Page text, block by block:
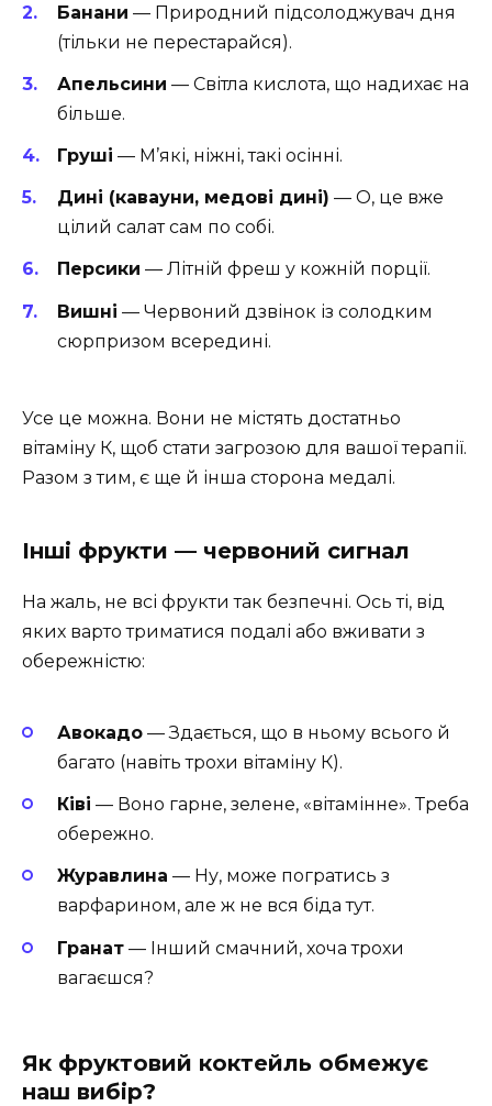
Банани — Природний підсолоджувач дня
(тільки не перестарайся).
Апельсини — Світла кислота, що надихає на
більше.
Груші — М’які, ніжні, такі осінні.
Дині (кавауни, медові дині) — О, це вже
цілий салат сам по собі.
Персики — Літній фреш у кожній порції.
Вишні — Червоний дзвінок із солодким
сюрпризом всередині.
Усе це можна. Вони не містять достатньо
вітаміну К, щоб стати загрозою для вашої терапії.
Разом з тим, є ще й інша сторона медалі.
Інші фрукти — червоний сигнал
На жаль, не всі фрукти так безпечні. Ось ті, від
яких варто триматися подалі або вживати з
обережністю:
Авокадо — Здається, що в ньому всього й
багато (навіть трохи вітаміну К).
Ківі — Воно гарне, зелене, «вітамінне». Треба
обережно.
Журавлина — Ну, може погратись з
варфарином, але ж не вся біда тут.
Гранат — Інший смачний, хоча трохи
вагаєшся?
Як фруктовий коктейль обмежує
наш вибір?